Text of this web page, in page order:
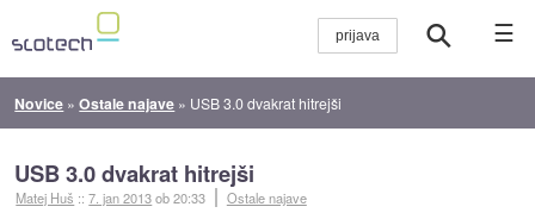
☰
Novice »Ostale najave » USB 3.0 dvakrat hitrejši
USB 3.0 dvakrat hitrejši
Matej Huš ::7. jan 2013ob 20:33 Ostale najave